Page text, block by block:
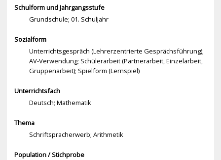
Schulform und Jahrgangsstufe
Grundschule; 01. Schuljahr
Sozialform
Unterrichtsgespräch (Lehrerzentrierte Gesprächsführung);
AV-Verwendung; Schülerarbeit (Partnerarbeit, Einzelarbeit,
Gruppenarbeit); Spielform (Lernspiel)
Unterrichtsfach
Deutsch; Mathematik
Thema
Schriftspracherwerb; Arithmetik
Population / Stichprobe